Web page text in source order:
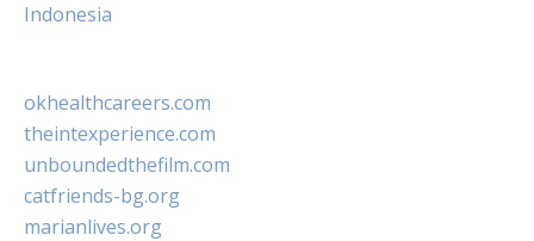
Indonesia
okhealthcareers.com
theintexperience.com
unboundedthefilm.com
catfriends-bg.org
marianlives.org